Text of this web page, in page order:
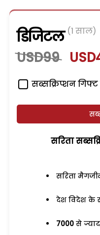
डिजिटल (1 साल)
USD99
सब्सक्रिप्शन
सरिता
सरिता
देश विदेश के
7000 से